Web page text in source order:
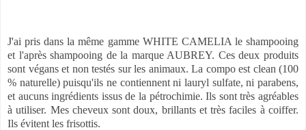
J'ai pris dans la même gamme WHITE CAMELIA le shampooing
et l'après shampooing de la marque AUBREY. Ces deux produits
sont végans et non testés sur les animaux. La compo est clean (100
% naturelle) puisqu'ils ne contiennent ni lauryl sulfate, ni parabens,
et aucuns ingrédients issus de la pétrochimie. Ils sont très agréables
à utiliser. Mes cheveux sont doux, brillants et très faciles à coiffer.
Ils évitent les frisottis.